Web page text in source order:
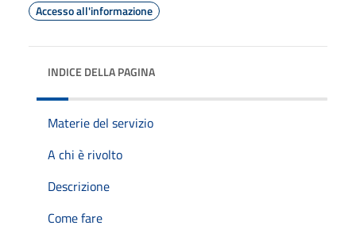
Accesso all'informazione
INDICE DELLA PAGINA
Materie del servizio
A chi è rivolto
Descrizione
Come fare